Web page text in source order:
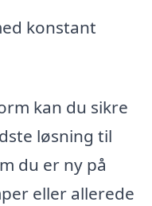
konstant
kan du sikre
løsning til
du er ny på
eller allerede